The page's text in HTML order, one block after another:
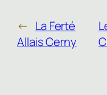
← La Ferté
Allais Cerny